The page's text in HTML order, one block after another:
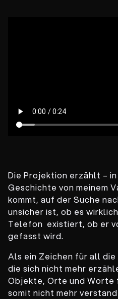
Die Projektion erzählt – in
Geschichte von meinem
kommt, auf der Suche
unsicher ist, ob es
Telefon existiert, ob er
gefasst wird.
Als ein Zeichen für all
die sich nicht mehr
Objekte, Orte und Worte
somit nicht mehr